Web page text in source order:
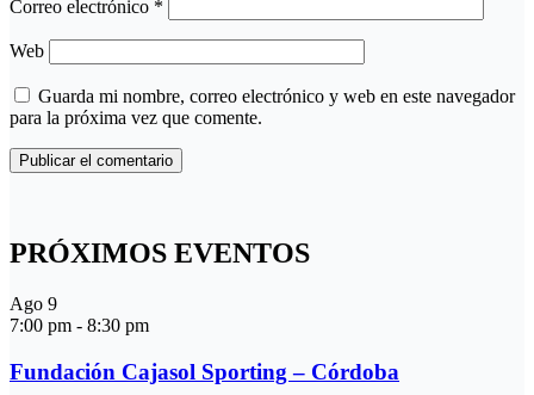
Correo electrónico *
Web
Guarda mi nombre, correo electrónico y web en este navegador
para la próxima vez que comente.
PRÓXIMOS EVENTOS
Ago 9
7:00 pm - 8:30 pm
Fundación Cajasol Sporting – Córdoba